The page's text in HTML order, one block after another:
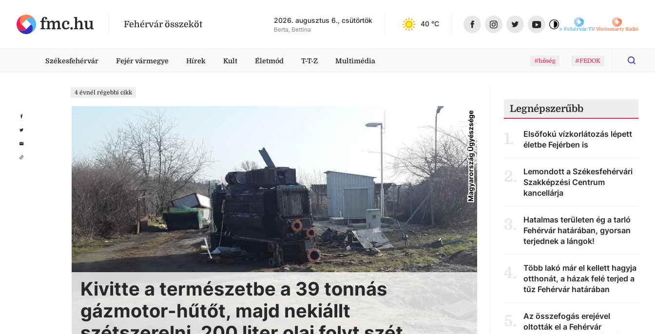
fmc.hu Fehérvár összeköt 2026. augusztus 6., csütörtök
Berta, Bettina
40 °C
Fehérvár-TVVörösmarty Rádió
Székesfehérvár Fejér vármegye Hírek Kult Életmód T-T-Z Multimédia #hőség #FEDOK
4 évnél régebbi cikk
Magyarország Ügyészsége
Kivitte a természetbe a 39 tonnás
gázmotor-hűtőt, majd nekiállt
Legnépszerűbb
1.
Elsőfokú vízkorlátozás lépett
életbe Fejérben is
2.
Lemondott a Székesfehérvári
Szakképzési Centrum
kancellárja
3.
Hatalmas területen ég a tarló
Fehérvár határában, gyorsan
terjednek a lángok!
4.
Több lakó már el kellett hagyja
otthonát, a házak felé terjed a
tűz Fehérvár határában
5.
Az összefogás erejével
oltották el a Fehérvár